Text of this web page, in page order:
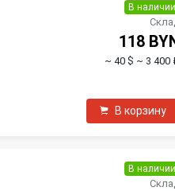
В наличии
118
~ 40 $ ~ 3 400
В корзину
В наличии